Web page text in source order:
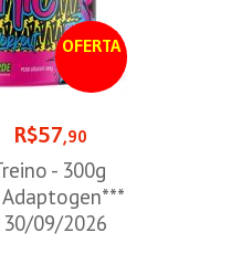
OFERTA
R$57,90
- 300g
Adaptogen***
30/09/2026